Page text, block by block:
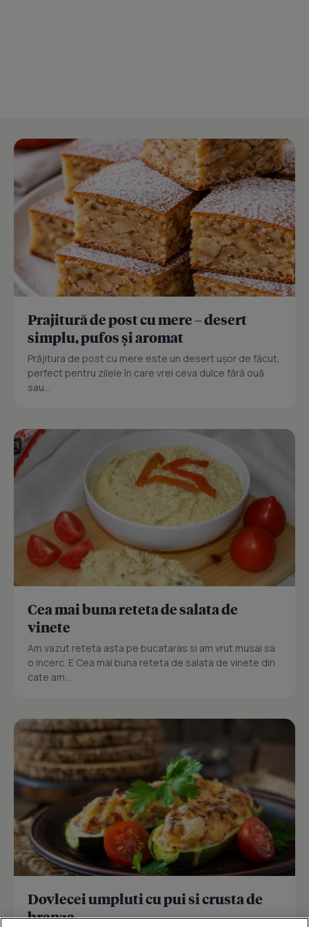
Prajitură de post cu mere – desert
simplu, pufos și aromat
Prăjitura de post cu mere este un desert ușor de făcut,
perfect pentru zilele în care vrei ceva dulce fără ouă
sau...
Cea mai buna reteta de salata de
vinete
Am vazut reteta asta pe bucataras si am vrut musai sa
o incerc. E Cea mai buna reteta de salata de vinete din
cate am...
Dovlecei umpluti cu pui si crusta de
branza